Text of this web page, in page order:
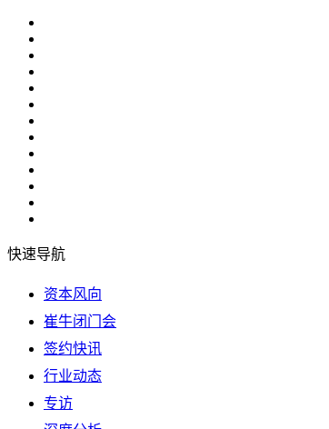
快速导航
资本风向
崔牛闭门会
签约快讯
行业动态
专访